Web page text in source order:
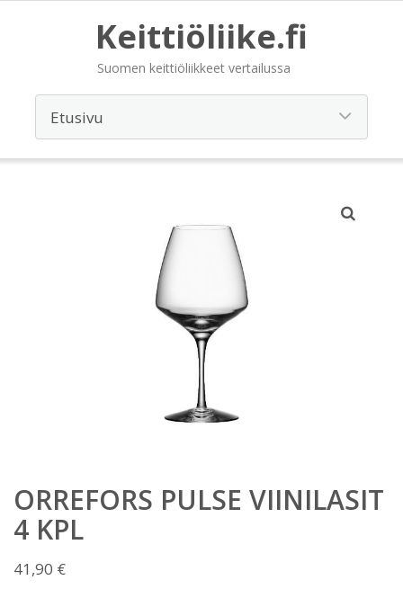
Keittiöliike.fi
Suomen keittiöliikkeet vertailussa
ORREFORS PULSE VIINILASIT
4 KPL
41,90 €